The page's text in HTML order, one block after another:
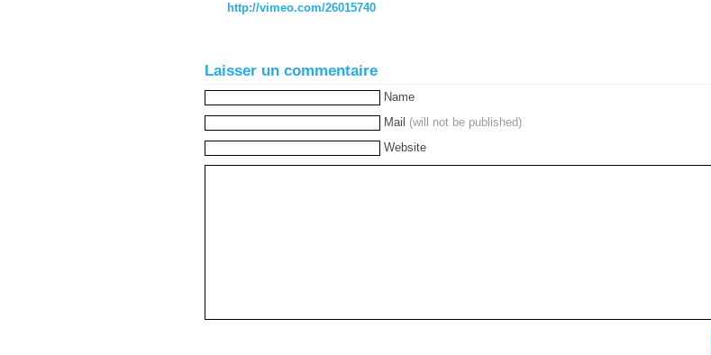
http://vimeo.com/26015740
Laisser un commentaire
Name
Mail (will not be published)
Website